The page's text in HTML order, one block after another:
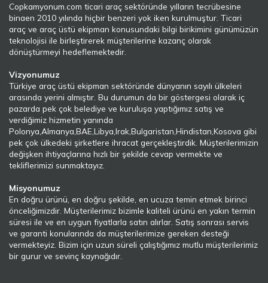
Copkamyonum.com ticari araç sektöründe yılların tecrübesine
binaen 2010 yılında hiçbir benzeri yok iken kurulmuştur. Ticari
araç ve araç üstü ekipman konusundaki bilgi birikimini günümüzün
teknolojisi ile birleştirerek müşterilerine kazanç olarak
dönüştürmeyi hedeflemektedir.
Vizyonumuz
Türkiye araç üstü ekipman sektöründe dünyanın sayılı ülkeleri
arasında yerini almıştır. Bu durumun da bir göstergesi olarak iç
pazarda pek çok belediye ve kuruluşa yaptığımız satış ve
verdiğimiz hizmetin yanında
Polonya,Almanya,BAE,Libya,Irak,Bulgaristan,Hindistan,Kosova gibi
pek çok ülkedeki şirketlere ihracat gerçekleştirdik. Müşterilerimizin
değişken ihtiyaçlarına hızlı bir şekilde cevap vermekte ve
tekliflerimizi sunmaktayız.
Misyonumuz
En doğru ürünü, en doğru şekilde, en ucuza temin etmek birinci
önceliğimizdir. Müşterilerimiz bizimle kaliteli ürünü en yakın termin
süresi ile ve en uygun fiyatlarla satın alırlar. Satış sonrası servis
ve garanti konularında da müşterilerimize gereken desteği
vermekteyiz. Bizim için uzun süreli çalıştığımız mutlu müşterilerimiz
bir gurur ve sevinç kaynağıdır.